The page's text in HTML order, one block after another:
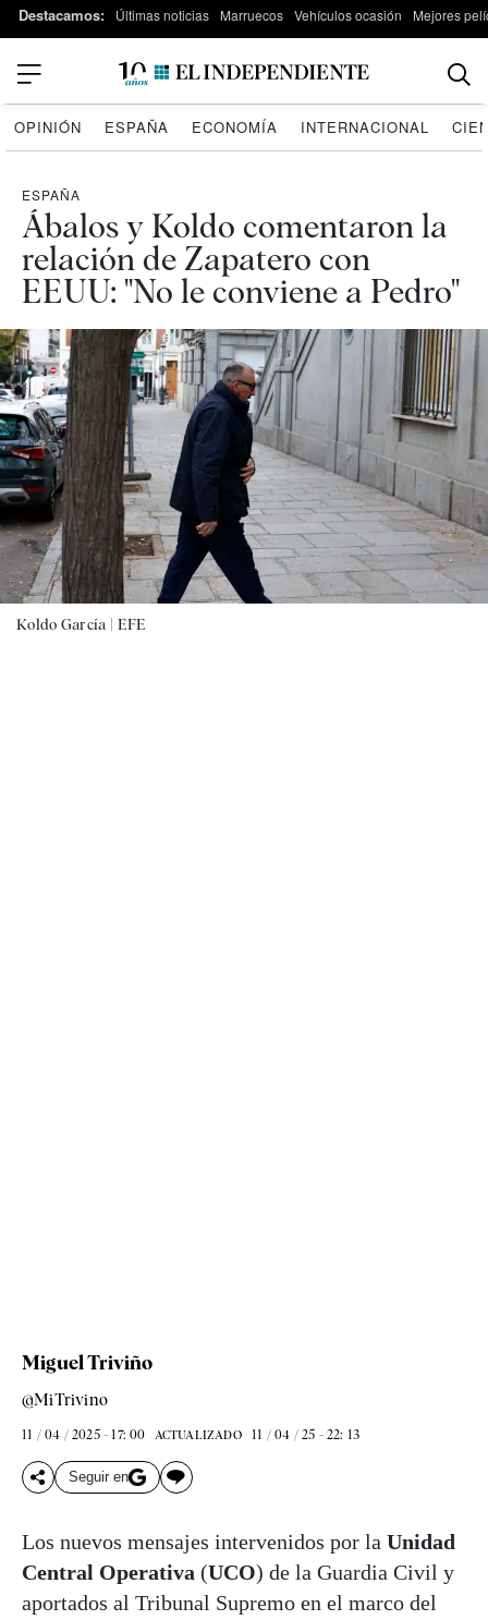
Destacamos: Últimas noticias Marruecos Vehículos ocasión Mejores
OPINIÓN ESPAÑA ECONOMÍA INTERNACIONAL
ESPAÑA
Ábalos y Koldo comentaron la
relación de Zapatero con
EEUU: "No le conviene a Pedro"
Koldo García | EFE
Miguel Triviño
@MiTrivino
11 / 04 / 2025 - 17: 00 ACTUALIZADO 11 / 04 / 25 - 22: 13
Seguir en
Los nuevos mensajes intervenidos por la Unidad
Central Operativa (UCO) de la Guardia Civil y
aportados al Tribunal Supremo en el marco del